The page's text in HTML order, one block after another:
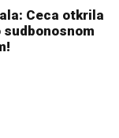
Ceca otkrila